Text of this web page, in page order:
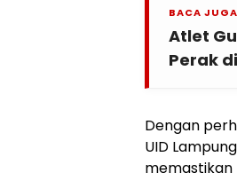
BACA
Atlet
Perak
Dengan
UID